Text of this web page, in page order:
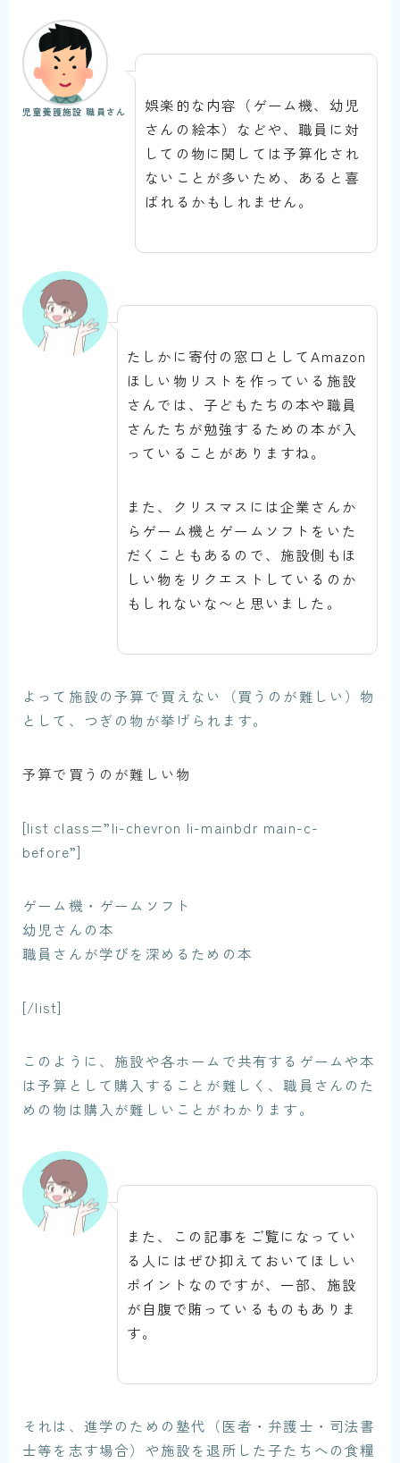
児童養護施設 職員さん
娯楽的な内容（ゲーム機、幼児
さんの絵本）などや、職員に対
しての物に関しては予算化され
ないことが多いため、あると喜
ばれるかもしれません。
たしかに寄付の窓口としてAmazon
ほしい物リストを作っている施設
さんでは、子どもたちの本や職員
さんたちが勉強するための本が入
っていることがありますね。
また、クリスマスには企業さんか
らゲーム機とゲームソフトをいた
だくこともあるので、施設側もほ
しい物をリクエストしているのか
もしれないな〜と思いました。
よって施設の予算で買えない（買うのが難しい）物
として、つぎの物が挙げられます。
予算で買うのが難しい物
[list class=”li-chevron li-mainbdr main-c-
before”]
ゲーム機・ゲームソフト
幼児さんの本
職員さんが学びを深めるための本
[/list]
このように、施設や各ホームで共有するゲームや本
は予算として購入することが難しく、職員さんのた
めの物は購入が難しいことがわかります。
また、この記事をご覧になってい
る人にはぜひ抑えておいてほしい
ポイントなのですが、一部、施設
が自腹で賄っているものもありま
す。
それは、進学のための塾代（医者・弁護士・司法書
士等を志す場合）や施設を退所した子たちへの食糧